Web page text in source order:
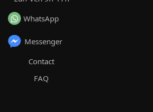
WhatsApp
Messenger
Contact
FAQ